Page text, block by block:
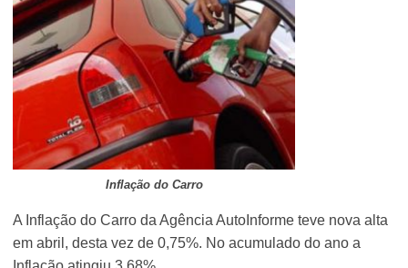
Inflação do Carro
A Inflação do Carro da Agência AutoInforme teve nova alta
em abril, desta vez de 0,75%. No acumulado do ano a